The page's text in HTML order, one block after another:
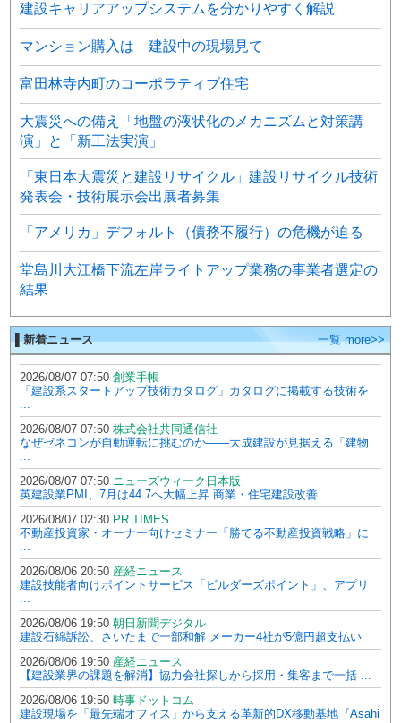
建設キャリアアップシステムを分かりやすく解説
マンション購入は 建設中の現場見て
富田林寺内町のコーポラティブ住宅
大震災への備え「地盤の液状化のメカニズムと対策講
演」と「新工法実演」
「東日本大震災と建設リサイクル」建設リサイクル技術
発表会・技術展示会出展者募集
「アメリカ」デフォルト（債務不履行）の危機が迫る
堂島川大江橋下流左岸ライトアップ業務の事業者選定の
結果
▌新着ニュース 一覧 more>>
2026/08/07 07:50 創業手帳
「建設系スタートアップ技術カタログ」カタログに掲載する技術を
...
2026/08/07 07:50 株式会社共同通信社
なぜゼネコンが自動運転に挑むのか――大成建設が見据える「建物
...
2026/08/07 07:50 ニューズウィーク日本版
英建設業PMI、7月は44.7へ大幅上昇 商業・住宅建設改善
2026/08/07 02:30 PR TIMES
不動産投資家・オーナー向けセミナー「勝てる不動産投資戦略」に
...
2026/08/06 20:50 産経ニュース
建設技能者向けポイントサービス「ビルダーズポイント」、アプリ
...
2026/08/06 19:50 朝日新聞デジタル
建設石綿訴訟、さいたまで一部和解 メーカー4社が5億円超支払い
2026/08/06 19:50 産経ニュース
【建設業界の課題を解消】協力会社探しから採用・集客まで一括 ...
2026/08/06 19:50 時事ドットコム
建設現場を「最先端オフィス」から支える革新的DX移動基地『Asahi